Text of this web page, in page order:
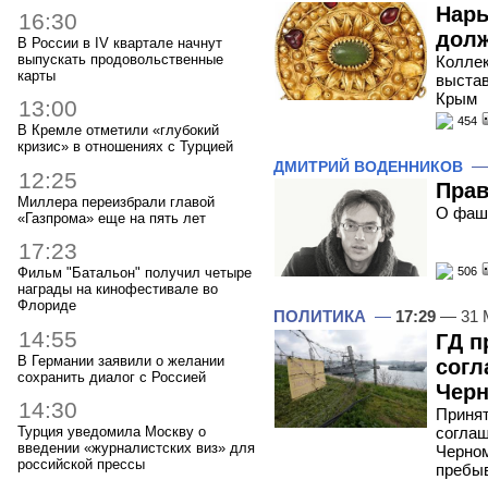
16:30
В России в IV квартале начнут
выпускать продовольственные
карты
13:00
В Кремле отметили «глубокий
кризис» в отношениях с Турцией
12:25
Миллера переизбрали главой
«Газпрома» еще на пять лет
17:23
Фильм "Батальон" получил четыре
награды на кинофестивале во
Флориде
14:55
В Германии заявили о желании
сохранить диалог с Россией
14:30
Турция уведомила Москву о
введении «журналистских виз» для
российской прессы
Крым
454
ДМИТРИЙ ВОДЕННИКОВ
О
506
ПОЛИТИКА — 17:29 — 31
ГД